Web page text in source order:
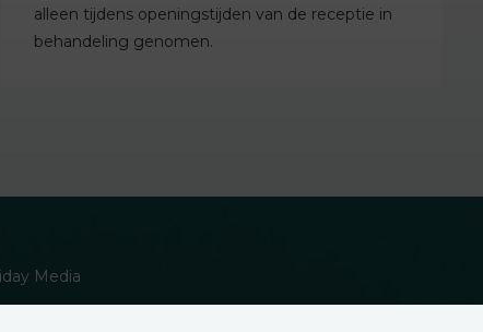
alleen tijdens openingstijden van de receptie in
behandeling genomen.
Media